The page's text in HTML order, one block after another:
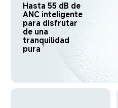
Hasta 55 dB de
ANC inteligente
para disfrutar
de una
tranquilidad
pura
1